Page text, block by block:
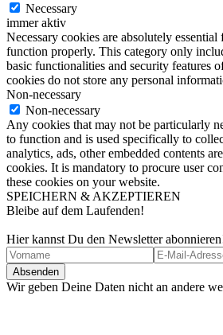
Necessary
immer aktiv
Necessary cookies are absolutely
function properly. This category only
basic functionalities and security features
cookies do not store any personal
Non-necessary
Non-necessary
Any cookies that may not be particularly
to function and is used specifically to
analytics, ads, other embedded contents
cookies. It is mandatory to procure user
these cookies on your website.
SPEICHERN & AKZEPTIEREN
Bleibe auf dem Laufenden!
Hier kannst Du den Newsletter
Wir geben Deine Daten nicht an andere